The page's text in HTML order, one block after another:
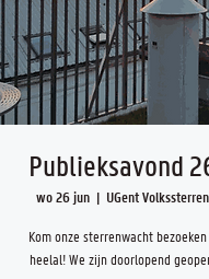
Publieksavond
wo 26 jun
  |
UGent
Kom onze sterrenwacht
heelal! We zijn doorlopend